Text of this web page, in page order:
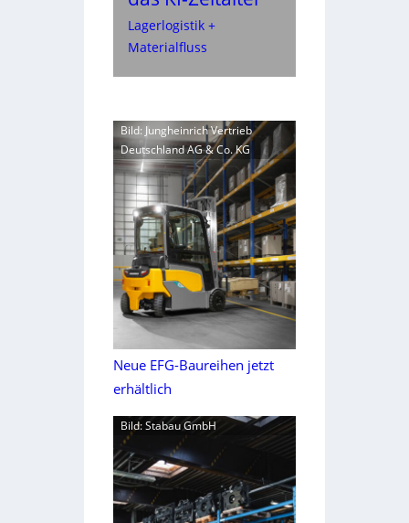
Lagerlogistik +
Materialfluss
Bild: Jungheinrich Vertrieb
Deutschland AG & Co. KG
Neue EFG-Baureihen jetzt
erhältlich
Bild: Stabau GmbH